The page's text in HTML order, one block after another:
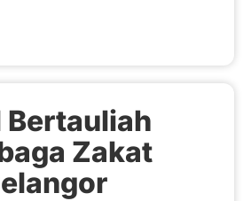
Bertauliah
Zakat